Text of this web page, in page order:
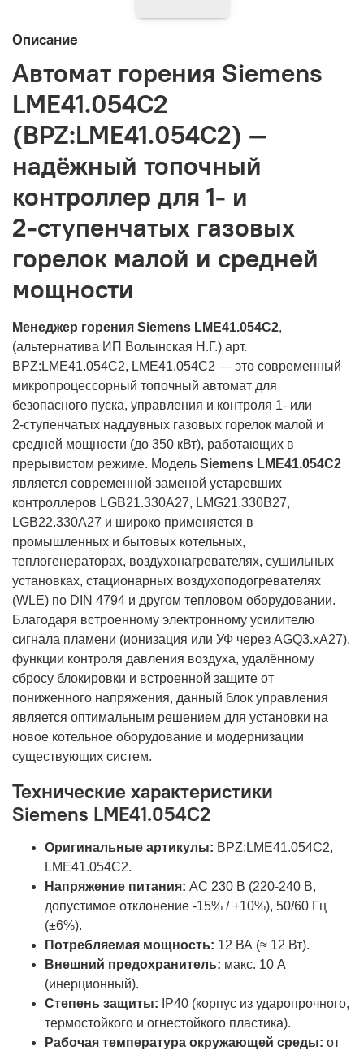
Описание
Автомат горения Siemens
LME41.054C2
(BPZ:LME41.054C2) —
надёжный топочный
контроллер для 1‑ и
2‑ступенчатых газовых
горелок малой и средней
мощности
Менеджер горения Siemens LME41.054C2,
(альтернатива ИП Волынская Н.Г.) арт.
BPZ:LME41.054C2, LME41.054C2 — это современный
микропроцессорный топочный автомат для
безопасного пуска, управления и контроля 1‑ или
2‑ступенчатых наддувных газовых горелок малой и
средней мощности (до 350 кВт), работающих в
прерывистом режиме. Модель Siemens LME41.054C2
является современной заменой устаревших
контроллеров LGB21.330A27, LMG21.330B27,
LGB22.330A27 и широко применяется в
промышленных и бытовых котельных,
теплогенераторах, воздухонагревателях, сушильных
установках, стационарных воздухоподогревателях
(WLE) по DIN 4794 и другом тепловом оборудовании.
Благодаря встроенному электронному усилителю
сигнала пламени (ионизация или УФ через AGQ3.xA27),
функции контроля давления воздуха, удалённому
сбросу блокировки и встроенной защите от
пониженного напряжения, данный блок управления
является оптимальным решением для установки на
новое котельное оборудование и модернизации
существующих систем.
Технические характеристики
Siemens LME41.054C2
Оригинальные артикулы: BPZ:LME41.054C2,
LME41.054C2.
Напряжение питания: AC 230 В (220-240 В,
допустимое отклонение -15% / +10%), 50/60 Гц
(±6%).
Потребляемая мощность: 12 ВА (≈ 12 Вт).
Внешний предохранитель: макс. 10 А
(инерционный).
Степень защиты: IP40 (корпус из ударопрочного,
термостойкого и огнестойкого пластика).
Рабочая температура окружающей среды: от